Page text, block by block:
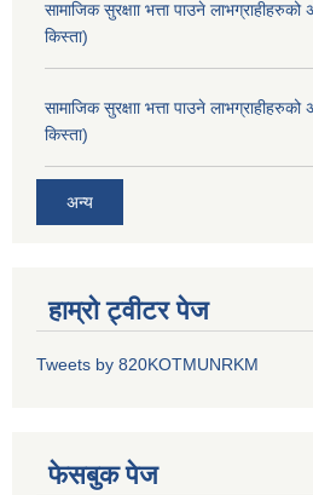
सामाजिक सुरक्षाा भत्ता पाउने
किस्ता)
सामाजिक सुरक्षाा भत्ता पाउने
किस्ता)
अन्य
हाम्रो ट्वीटर पेज
Tweets by 820KOTMUNRKM
फेसबुक पेज